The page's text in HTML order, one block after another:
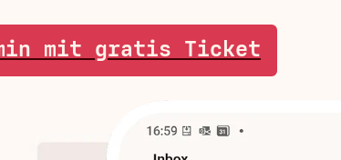
mit gratis Ticket